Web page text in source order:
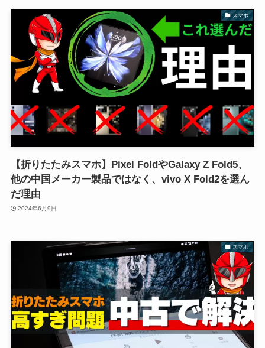
スマホ
【折りたたみスマホ】Pixel FoldやGalaxy Z Fold5、
他の中国メーカー製品ではなく、vivo X Fold2を選ん
だ理由
2024年6月9日
スマホ